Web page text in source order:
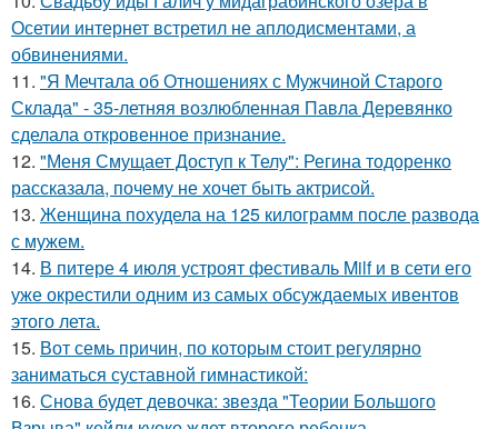
Осетии интернет встретил не аплодисментами, а
обвинениями.
11. "Я Мечтала об Отношениях с Мужчиной Старого
Склада" - 35-летняя возлюбленная Павла Деревянко
сделала откровенное признание.
12. "Меня Смущает Доступ к Телу": Регина тодоренко
рассказала, почему не хочет быть актрисой.
13. Женщина похудела на 125 килограмм после развода
с мужем.
14. В питере 4 июля устроят фестиваль Milf и в сети его
уже окрестили одним из самых обсуждаемых ивентов
этого лета.
15. Вот семь причин, по которым стоит регулярно
заниматься суставной гимнастикой:
16. Снова будет девочка: звезда "Теории Большого